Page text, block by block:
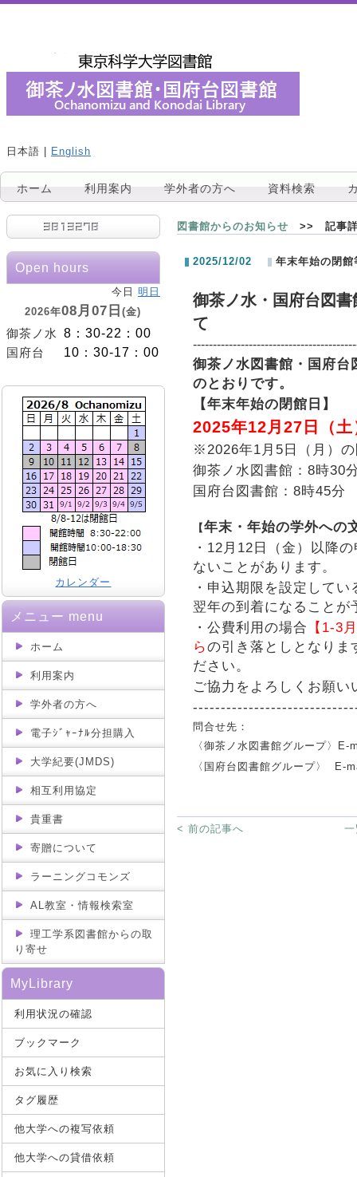
日本語 | English
ホーム 利用案内 学外者の方へ 資料検索
Open hours
今日 明日
2026年08月07日(金)
御茶ノ水 8：30-22：00
国府台 10：30-17：00
カレンダー
メニュー menu
ホーム
利用案内
学外者の方へ
電子ｼﾞｬｰﾅﾙ分担購入
大学紀要(JMDS)
相互利用協定
貴重書
寄贈について
ラーニングコモンズ
AL教室・情報検索室
理工学系図書館からの取
り寄せ
MyLibrary
利用状況の確認
ブックマーク
お気に入り検索
タグ履歴
他大学への複写依頼
他大学への貸借依頼
図書館からのお知らせ >> 記事
2025/12/02 年末年始の閉館
御茶ノ水・国府台図
て
御茶ノ水図書館・国府台
のとおりです。
【年末年始の閉館日】
2025年12 月 27 日（
※2026年1 月5日（月）
御茶ノ水図書館： 8時30
国府台図書館： 8時45分
【年末・年始の学外への
・ 12 月 12 日（金）以降
ないことがあります。
・申込期限を設定して
翌年の到着になることが
・公費利用の場合
【 1-3
らの引き落としとなりま
ださい。
ご協力をよろしくお願い
問合せ先：
〈御茶ノ水図書館グループ〉
〈国府台図書館グループ〉 E-
< 前の記事へ